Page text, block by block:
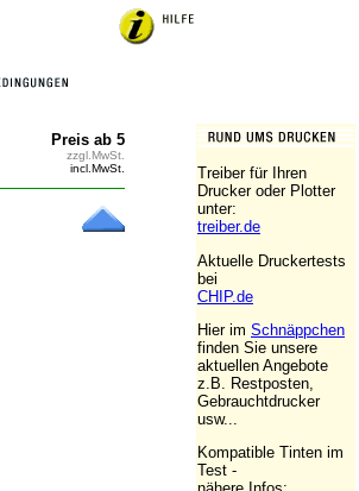
Preis ab 5
zzgl.MwSt.
incl.MwSt.
Treiber für Ihren
Drucker oder Plotter
unter:
treiber.de
Aktuelle Druckertests
bei
CHIP.de
Hier im Schnäppchen
finden Sie unsere
aktuellen Angebote
z.B. Restposten,
Gebrauchtdrucker
usw...
Kompatible Tinten im
Test -